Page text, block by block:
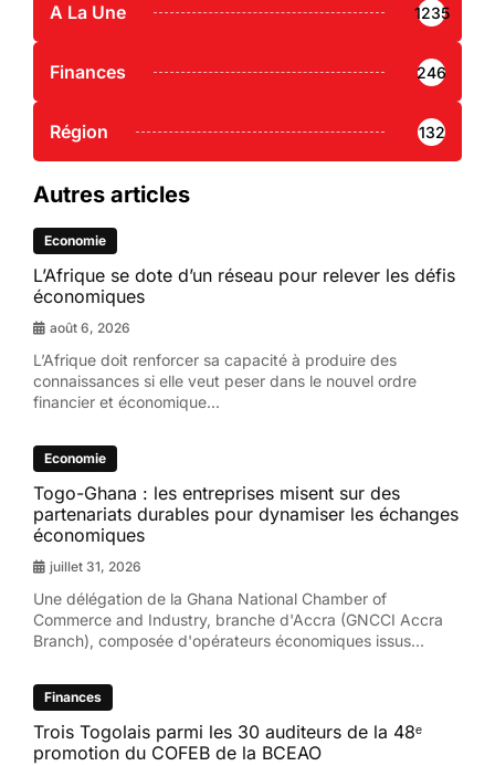
A La Une 1235
Finances 246
Région 132
Autres articles
Economie
L’Afrique se dote d’un réseau pour relever les défis
économiques
août 6, 2026
L’Afrique doit renforcer sa capacité à produire des
connaissances si elle veut peser dans le nouvel ordre
financier et économique...
Economie
Togo-Ghana : les entreprises misent sur des
partenariats durables pour dynamiser les échanges
économiques
juillet 31, 2026
Une délégation de la Ghana National Chamber of
Commerce and Industry, branche d'Accra (GNCCI Accra
Branch), composée d'opérateurs économiques issus...
Finances
Trois Togolais parmi les 30 auditeurs de la 48ᵉ
promotion du COFEB de la BCEAO